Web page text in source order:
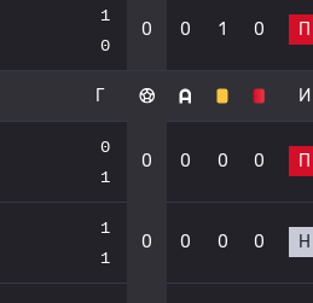
1
0
0 0 1 0 П
Г И
0
1
0 0 0 0 П
1
1
0 0 0 0 Н